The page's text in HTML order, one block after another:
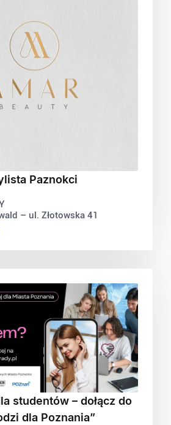
Paznokci
– ul. Złotowska 41
studentów – dołącz do
dla Poznania”